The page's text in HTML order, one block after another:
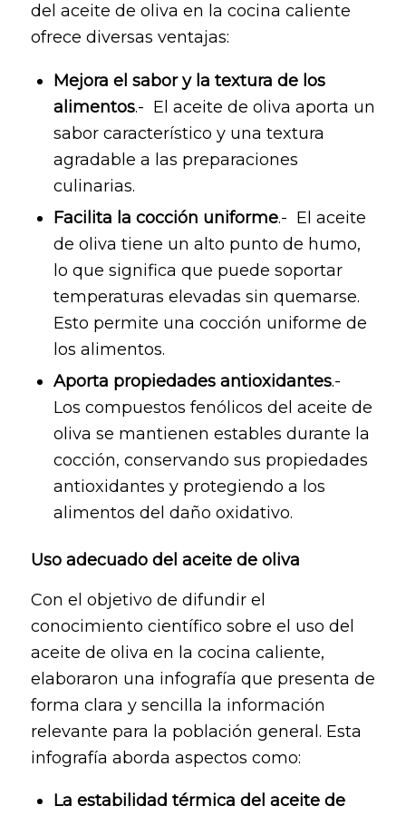
del aceite de oliva en la cocina caliente
ofrece diversas ventajas:
Mejora el sabor y la textura de los
alimentos.- El aceite de oliva aporta un
sabor característico y una textura
agradable a las preparaciones
culinarias.
Facilita la cocción uniforme.- El aceite
de oliva tiene un alto punto de humo,
lo que significa que puede soportar
temperaturas elevadas sin quemarse.
Esto permite una cocción uniforme de
los alimentos.
Aporta propiedades antioxidantes.-
Los compuestos fenólicos del aceite de
oliva se mantienen estables durante la
cocción, conservando sus propiedades
antioxidantes y protegiendo a los
alimentos del daño oxidativo.
Uso adecuado del aceite de oliva
Con el objetivo de difundir el
conocimiento científico sobre el uso del
aceite de oliva en la cocina caliente,
elaboraron una infografía que presenta de
forma clara y sencilla la información
relevante para la población general. Esta
infografía aborda aspectos como:
La estabilidad térmica del aceite de